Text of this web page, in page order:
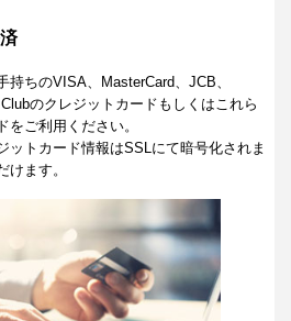
ちのVISA、MasterCard、JCB、
のクレジットカードもしくはこれら
ご利用ください。
ットカード情報はSSLにて暗号化されま
けます。